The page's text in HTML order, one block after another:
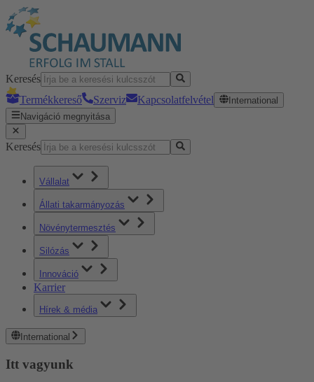
Keresés
Termékkereső
Szerviz Kapcsolatfelvétel
International
Navigáció megnyitása
Keresés
Vállalat
Állati takarmányozás
Növénytermesztés
Silózás
Innováció
Karrier
Hírek & média
International
Itt vagyunk